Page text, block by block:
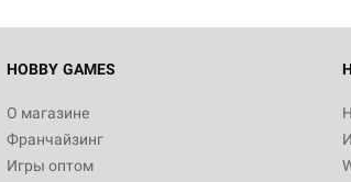
HOBBY GAMES
О магазине
Франчайзинг
Игры оптом
Белая смерть
12 990
Настольная игра Hobby World Ужас